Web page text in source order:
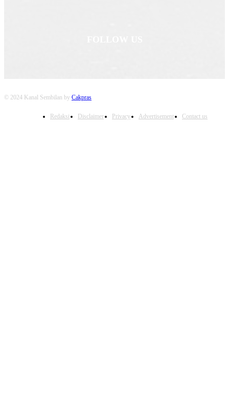
© 2024 Kanal Sembilan by Cakpras
Redaksi Disclaimer Privacy Advertisement Contact us